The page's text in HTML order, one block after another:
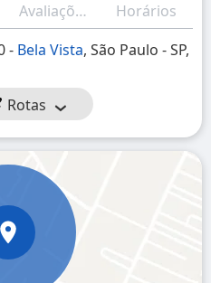
Avaliações
Horários
- Bela Vista, São Paulo - SP,
Rotas